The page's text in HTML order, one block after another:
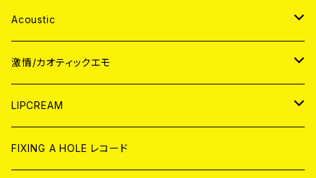
Acoustic
JAPAN
CD
ANALOG
WORLD
CD
激情/カオティックエモ
JAPAN
CD
WORLD
LIPCREAM
CD
FIXING A HOLE レコード